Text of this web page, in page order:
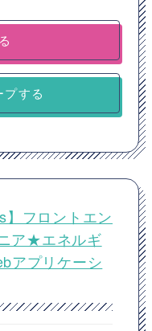
する
】フロントエン
ア★エネルギ
アプリケーシ